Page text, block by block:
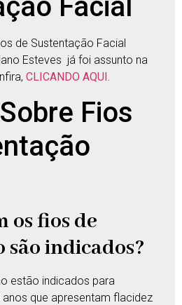
Facial
de Sustentação Facial
Esteves já foi assunto na
CLICANDO AQUI.
Fios
os fios de
são indicados?
estão indicados para
que apresentam flacidez